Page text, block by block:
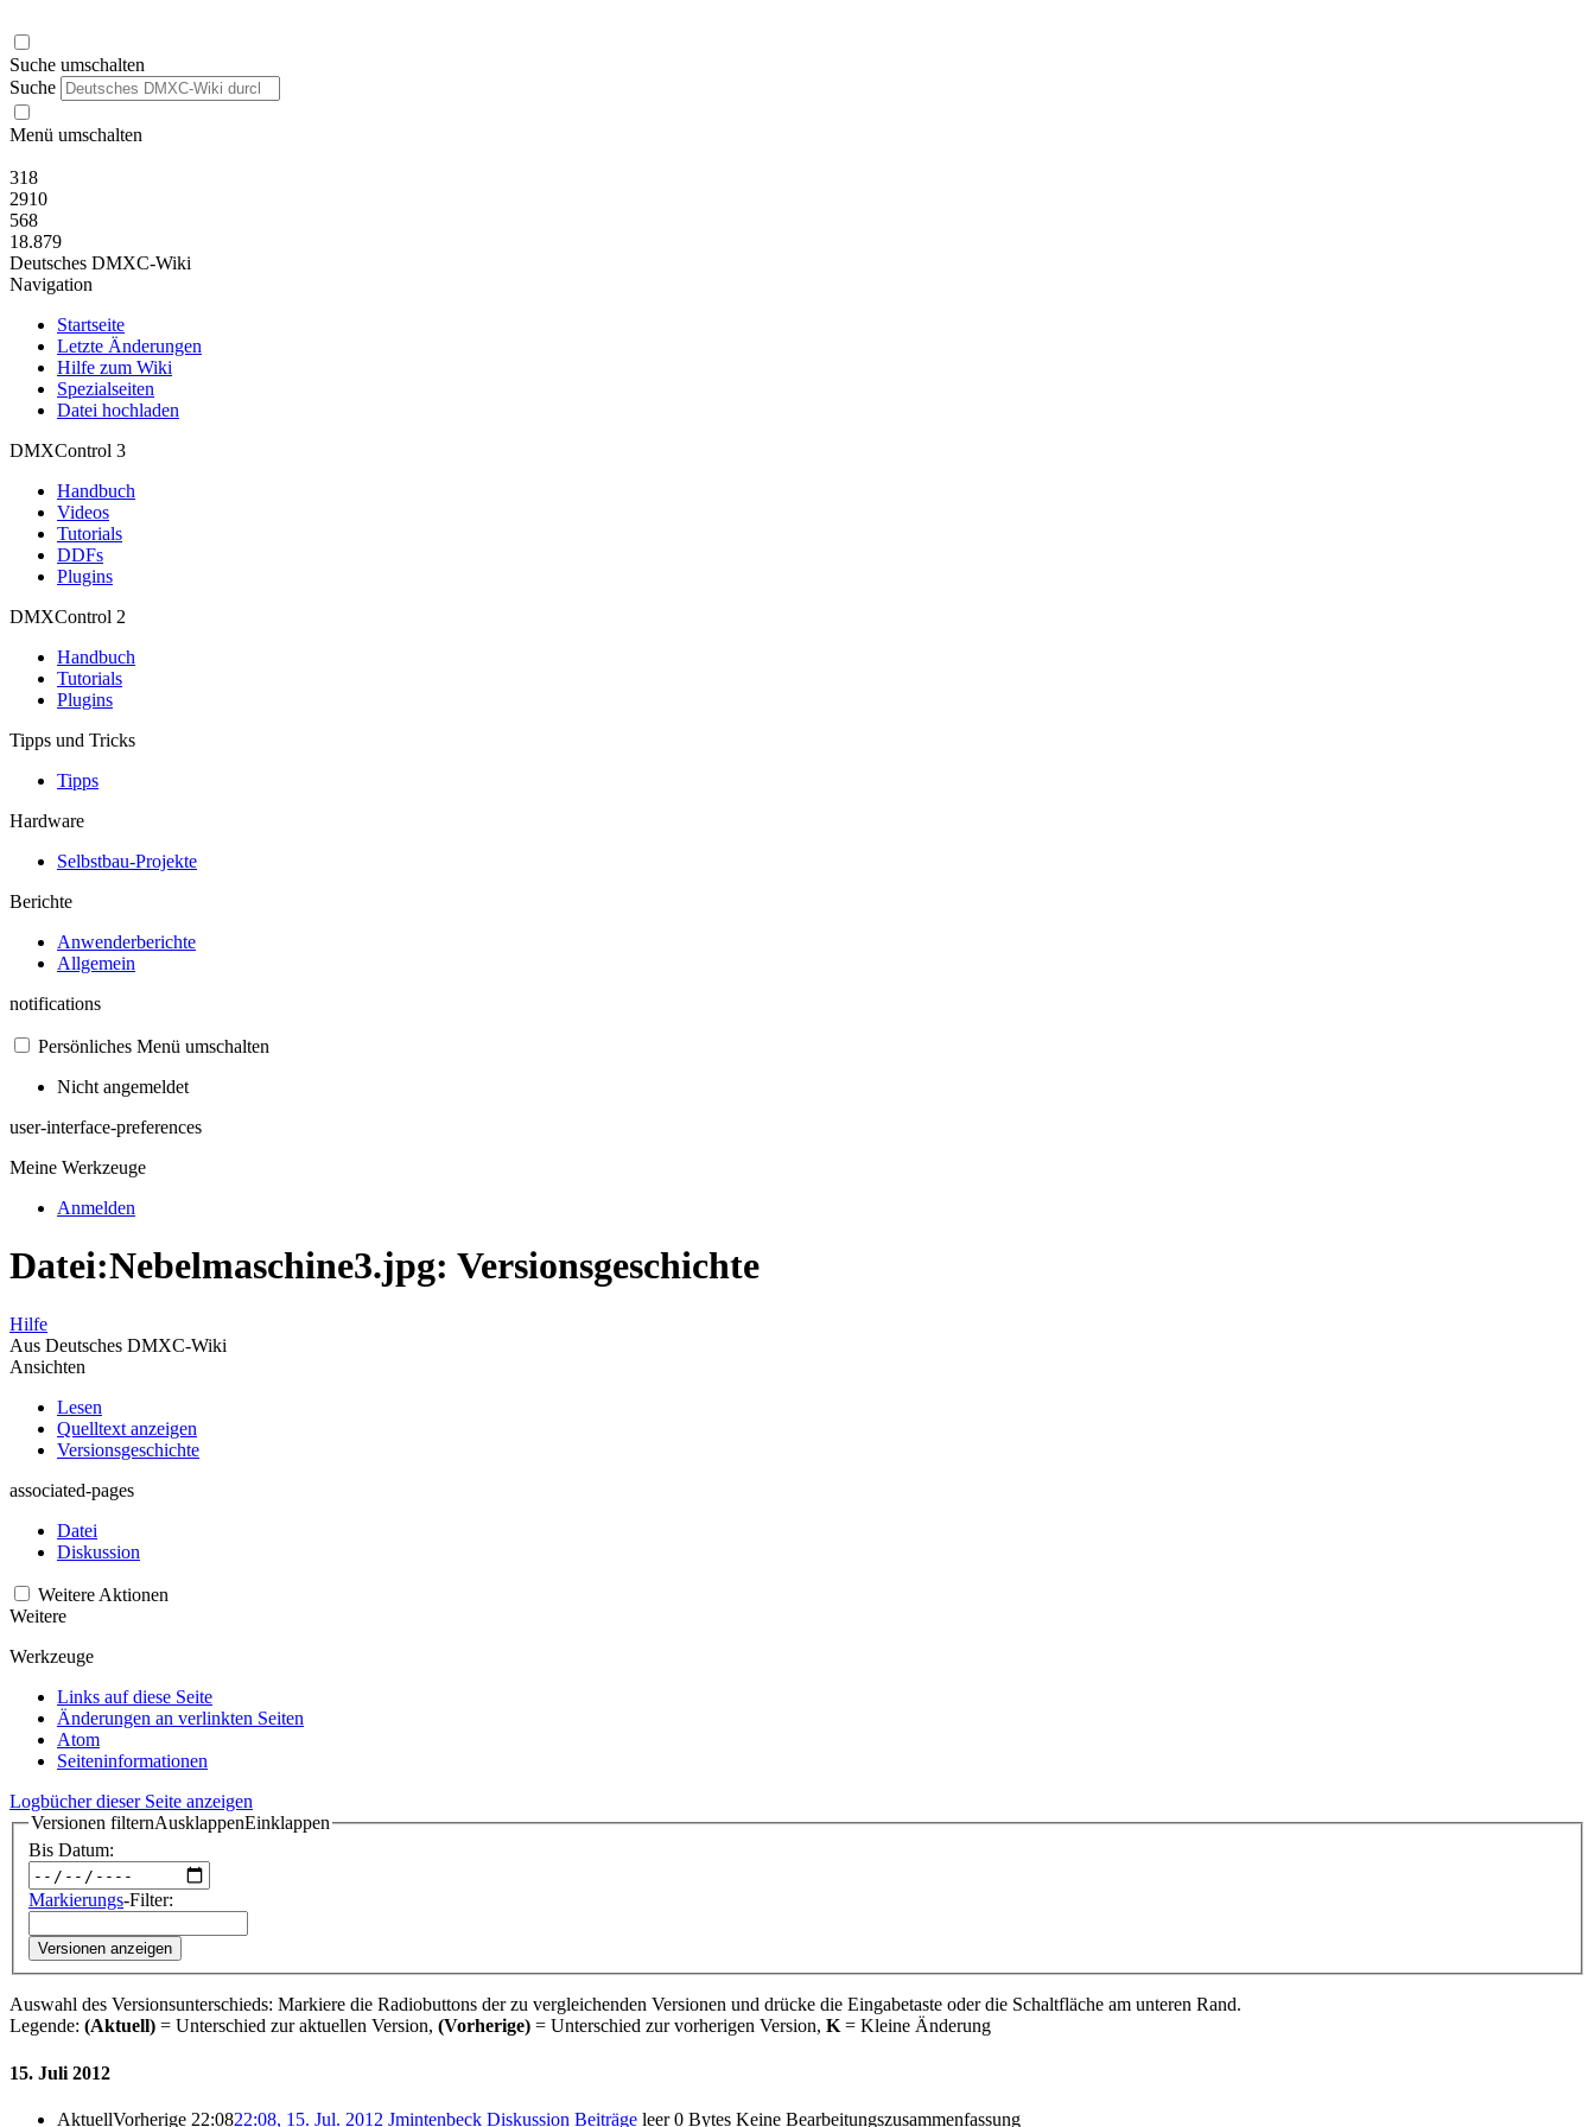
Suche umschalten
Suche
Menü umschalten
318
2910
568
18.879
Deutsches DMXC-Wiki
Navigation
Startseite
Letzte Änderungen
Hilfe zum Wiki
Spezialseiten
Datei hochladen
DMXControl 3
Handbuch
Videos
Tutorials
DDFs
Plugins
DMXControl 2
Handbuch
Tutorials
Plugins
Tipps und Tricks
Tipps
Hardware
Selbstbau-Projekte
Berichte
Anwenderberichte
Allgemein
notifications
Persönliches Menü umschalten
Nicht angemeldet
user-interface-preferences
Meine Werkzeuge
Anmelden
Datei:Nebelmaschine3.jpg: Versionsgeschichte
Hilfe
Aus Deutsches DMXC-Wiki
Ansichten
Lesen
Quelltext anzeigen
Versionsgeschichte
associated-pages
Datei
Diskussion
Weitere Aktionen
Weitere
Werkzeuge
Links auf diese Seite
Änderungen an verlinkten Seiten
Atom
Seiten­­informationen
Logbücher dieser Seite anzeigen
Versionen filternAusklappenEinklappen
Bis Datum:
Markierungs-Filter:
Versionen anzeigen
Auswahl des Versionsunterschieds: Markiere die Radiobuttons der zu vergleichenden Versionen und drücke die Eingabetaste oder die Schaltfläche am unteren Rand.
Legende: (Aktuell) = Unterschied zur aktuellen Version, (Vorherige) = Unterschied zur vorherigen Version, K= Kleine Änderung
15. Juli 2012
AktuellVorherige 22:0822:08, 15. Jul. 2012 Jmintenbeck Diskussion Beiträge leer 0 Bytes Keine Bearbeitungszusammenfassung